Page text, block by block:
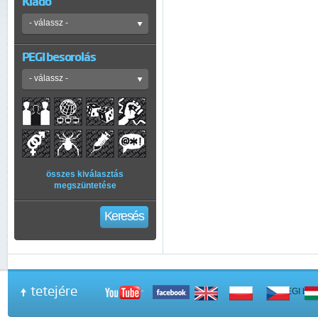
PEGI besorolás
összes kiválasztás
megszüntetése
Keresés
tetejére A PEGI